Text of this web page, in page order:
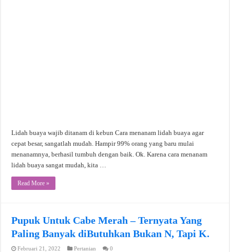
Lidah buaya wajib ditanam di kebun Cara menanam lidah buaya agar
cepat besar, sangatlah mudah. Hampir 99% orang yang baru mulai
menanamnya, berhasil tumbuh dengan baik. Ok. Karena cara menanam
lidah buaya sangat mudah, kita …
Read More »
Pupuk Untuk Cabe Merah – Ternyata Yang
Paling Banyak diButuhkan Bukan N, Tapi K.
Februari 21, 2022 Pertanian 0